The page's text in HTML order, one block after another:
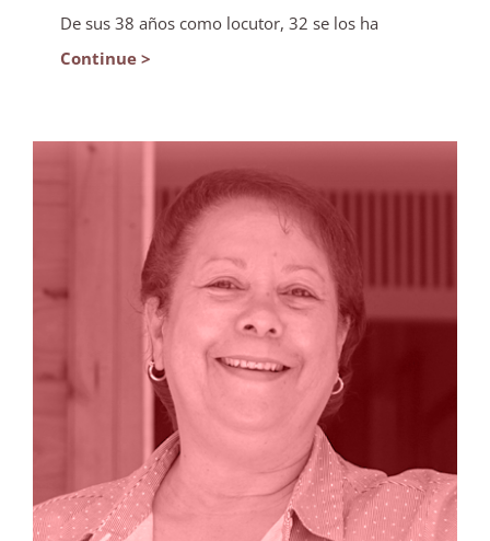
De sus 38 años como locutor, 32 se los ha
Continue >
Maribel Vázquez dirige la emisora solar de